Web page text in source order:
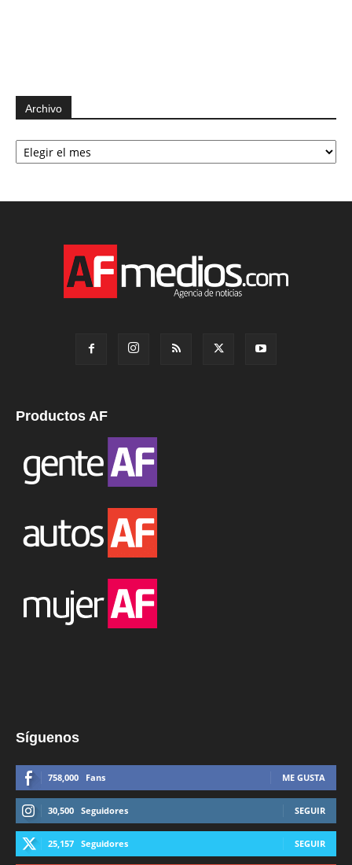
Archivo
Archivo
Productos AF
Síguenos
758,000 Fans ME GUSTA
30,500 Seguidores SEGUIR
25,157 Seguidores SEGUIR